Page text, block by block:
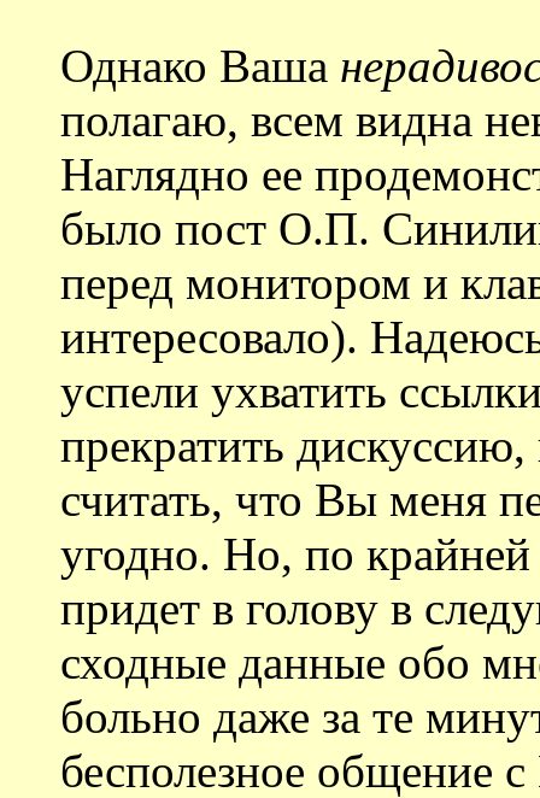
Однако Ваша
полагаю, всем видна
Наглядно ее
было пост О.П.
перед монитором и
интересовало).
успели ухватить
прекратить
считать, что Вы меня
угодно. Но, по
придет в голову в
сходные данные обо
больно даже за те
бесполезное общение